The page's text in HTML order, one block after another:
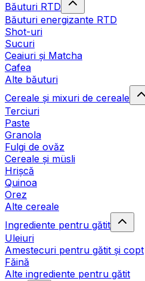
Băuturi RTD
Băuturi energizante RTD
Shot-uri
Sucuri
Ceaiuri și Matcha
Cafea
Alte băuturi
Cereale și mixuri de cereale
Terciuri
Paste
Granola
Fulgi de ovăz
Cereale și müsli
Hrișcă
Quinoa
Orez
Alte cereale
Ingrediente pentru gătit
Uleiuri
Amestecuri pentru gătit și copt
Făină
Alte ingrediente pentru gătit